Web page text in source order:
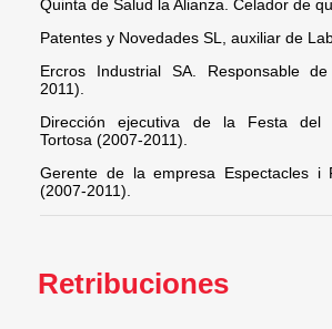
Quinta de Salud la Alianza. Celador de
Patentes y Novedades SL, auxiliar de
Ercros Industrial SA. Responsable
2011).
Dirección ejecutiva de la Festa del
Tortosa (2007-2011).
Gerente de la empresa Espectacles i
(2007-2011).
Retribuciones